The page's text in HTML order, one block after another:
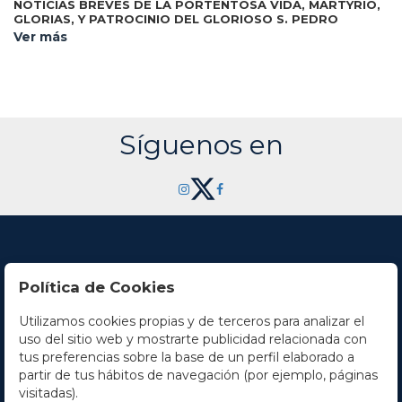
NOTICIAS BREVES DE LA PORTENTOSA VIDA, MARTYRIO,
GLORIAS, Y PATROCINIO DEL GLORIOSO S. PEDRO
MARTYR, DE LA ORDEN DE PREDICADORES, IQUISIDOR
Ver más
Síguenos en
Contacto
Horario
La empresa
Política de Cookies
Utilizamos cookies propias y de terceros para analizar el
uso del sitio web y mostrarte publicidad relacionada con
tus preferencias sobre la base de un perfil elaborado a
partir de tus hábitos de navegación (por ejemplo, páginas
visitadas).